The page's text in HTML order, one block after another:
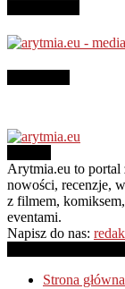
Arytmia.eu to portal
nowości, recenzje,
z filmem,
eventami.
Napisz do nas:
Strona główna